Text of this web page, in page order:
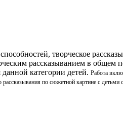
творческое
рассказыванием в общем
категории детей. Работа
по сюжетной картине с